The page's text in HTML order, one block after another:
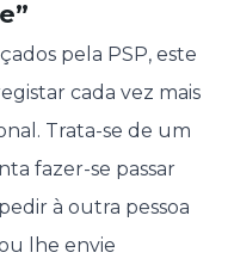
pela PSP, este
cada vez mais
Trata-se de um
fazer-se passar
à outra pessoa
lhe envie